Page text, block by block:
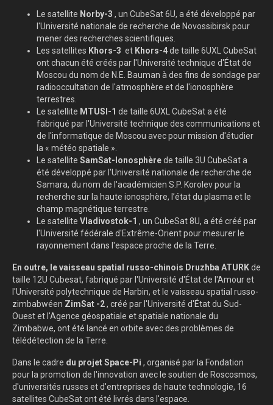
Le satellite Norby-3 , un CubeSat 6U, a été développé par
l'Université nationale de recherche de Novossibirsk pour
mener des recherches scientifiques.
Les satellites Khors-3 et Khors-4de taille 6UXL CubeSat
ont chacun été créés par l'Université technique d'État de
Moscou du nom de N.E. Bauman à des fins de sondage par
radiooccultation de l'atmosphère et de l'ionosphère
terrestres.
Le satellite MTUSI-1 de taille 6UXL CubeSat a été
fabriqué par l'Université technique des communications et
de l'informatique de Moscou avec pour mission d'étudier
la « météo spatiale ».
Le satellite SamSat-Ionosphèrede taille 3U CubeSat a
été développé par l'Université nationale de recherche de
Samara, du nom de l'académicien S.P. Korolev pour la
recherche sur la haute ionosphère, l’état du plasma et le
champ magnétique terrestre.
Le satellite Vladivostok-1 , un CubeSat 8U, a été créé par
l'Université fédérale d'Extrême-Orient pour mesurer le
rayonnement dans l'espace proche de la Terre.
En outre, le vaisseau spatial russo-chinois Druzhba ATURKde
taille 12U Cubesat, fabriqué par l'Université d'État de l'Amour et
l'Université polytechnique de Harbin, et le vaisseau spatial russo-
zimbabwéen ZimSat -2, créé par l'Université d'État du Sud-
Ouest et l'Agence géospatiale et spatiale nationale du
Zimbabwe, ont été lancé en orbite avec des problèmes de
télédétection de la Terre.
Dans le cadre du projet Space-Pi , organisé par la Fondation
pour la promotion de l'innovation avec le soutien de Roscosmos,
d'universités russes et d'entreprises de haute technologie, 16
satellites CubeSat ont été livrés dans l'espace.